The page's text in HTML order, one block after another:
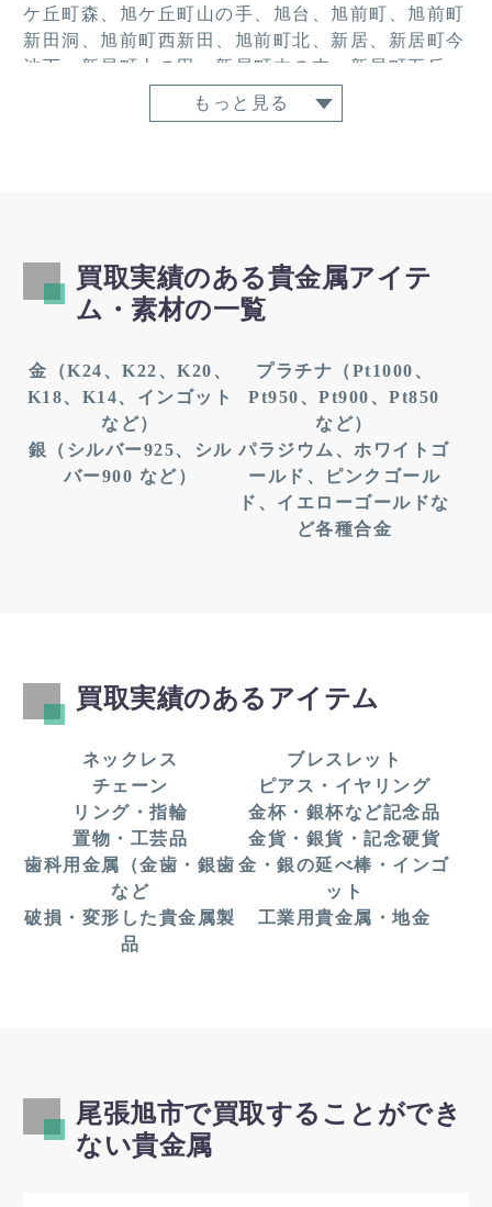
ケ丘町森、旭ケ丘町山の手、旭台、旭前町、旭前町
新田洞、旭前町西新田、旭前町北、新居、新居町今
池下、新居町上の田、新居町木の本、新居町五反
田、新居町下切戸、新居町諏訪南、新居町寺田、新
居町西浦、新居町明才切、新居町山の田、井田町、
原山町陀摩屋敷、北原山町鳴湫、北原山町平池浦、
北原山町六田池、北本地ケ原町、北山町北新田、北
三郷町中井田、渋川町、下井町下井、下井町刎内、
下井町前の上、庄中町、庄中町渋川、庄中町南島、
庄南町、城前町、城前町上大道、城前町城前、城前
町茅池、城山町城山、城山町長池下、城山町三ツ
池、城山町向ケ丘、瀬戸川町、東栄町、東名西町、
長坂町南山、西大道町五輪塚、西大道町下大道、西
大道町前田、西大道町八瀬の木前、西大道町六兵衛
上、平子町東、平子町西、平子町北、緑町緑ケ丘、
南栄町、南栄町旭ケ丘、南栄町黒石、南新町中畑、
南新町白山、南原山町赤土、南原山町石原、南原山
町南原山、南本地ケ原町、向町、吉岡町
もっと見る
買取実績のある貴金属アイテ
ム・素材の一覧
金（K24、K22、K20、
K18、K14、インゴット
など）
プラチナ（Pt1000、
Pt950、Pt900、Pt850
など）
銀（シルバー925、シル
バー900 など）
パラジウム、ホワイトゴ
ールド、ピンクゴール
ド、イエローゴールドな
ど各種合金
買取実績のあるアイテム
ネックレス
ブレスレット
チェーン
ピアス・イヤリング
リング・指輪
金杯・銀杯など記念品
置物・工芸品
金貨・銀貨・記念硬貨
歯科用金属（金歯・銀歯
など
金・銀の延べ棒・インゴ
ット
破損・変形した貴金属製
品
工業用貴金属・地金
尾張旭市で買取することができ
ない貴金属